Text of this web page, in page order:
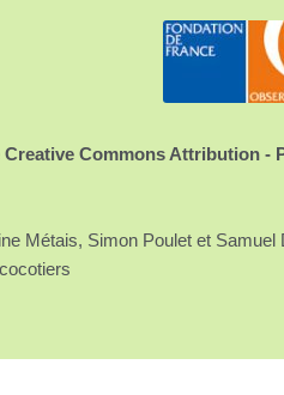
Creative Commons Attribution -
Métais, Simon Poulet et Samuel